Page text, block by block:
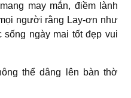
may mắn, điềm lành
người rằng Lay-ơn như
ngày mai tốt đẹp vui
thể dâng lên bàn thờ